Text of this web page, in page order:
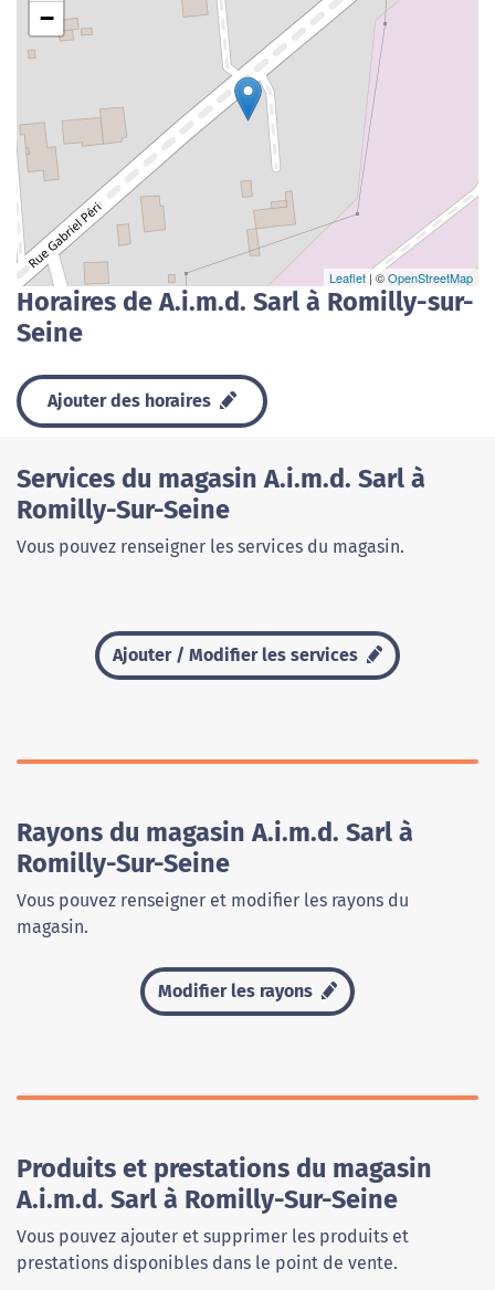
−
Leaflet | ©OpenStreetMap
Horaires de A.i.m.d. Sarl à Romilly-sur-
Seine
Ajouter des horaires
Services du magasin A.i.m.d. Sarl à
Romilly-Sur-Seine
Vous pouvez renseigner les services du magasin.
Ajouter / Modifier les services
Rayons du magasin A.i.m.d. Sarl à
Romilly-Sur-Seine
Vous pouvez renseigner et modifier les rayons du
magasin.
Modifier les rayons
Produits et prestations du magasin
A.i.m.d. Sarl à Romilly-Sur-Seine
Vous pouvez ajouter et supprimer les produits et
prestations disponibles dans le point de vente.